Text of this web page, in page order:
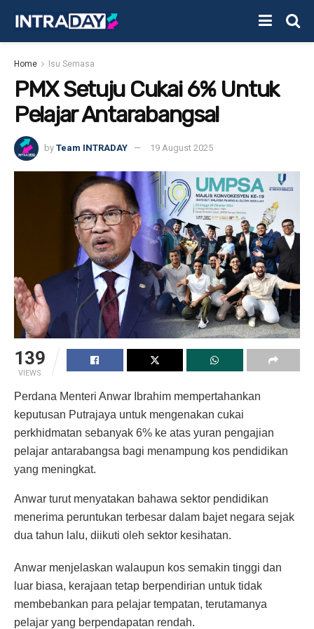
Home Isu Semasa
PMX Setuju Cukai 6% Untuk
Pelajar Antarabangsa!
by Team INTRADAY 19 August 2025
139
VIEWS
Perdana Menteri Anwar Ibrahim mempertahankan
keputusan Putrajaya untuk mengenakan cukai
perkhidmatan sebanyak 6% ke atas yuran pengajian
pelajar antarabangsa bagi menampung kos pendidikan
yang meningkat.
Anwar turut menyatakan bahawa sektor pendidikan
menerima peruntukan terbesar dalam bajet negara sejak
dua tahun lalu, diikuti oleh sektor kesihatan.
Anwar menjelaskan walaupun kos semakin tinggi dan
luar biasa, kerajaan tetap berpendirian untuk tidak
membebankan para pelajar tempatan, terutamanya
pelajar yang berpendapatan rendah.